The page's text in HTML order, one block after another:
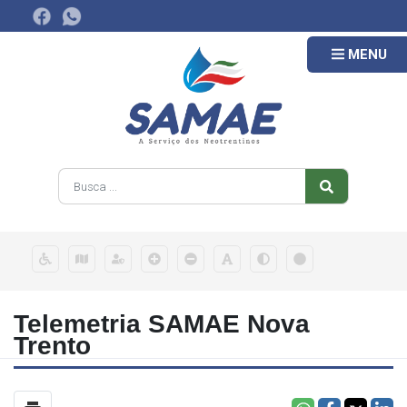
MENU
Telemetria SAMAE Nova
Trento